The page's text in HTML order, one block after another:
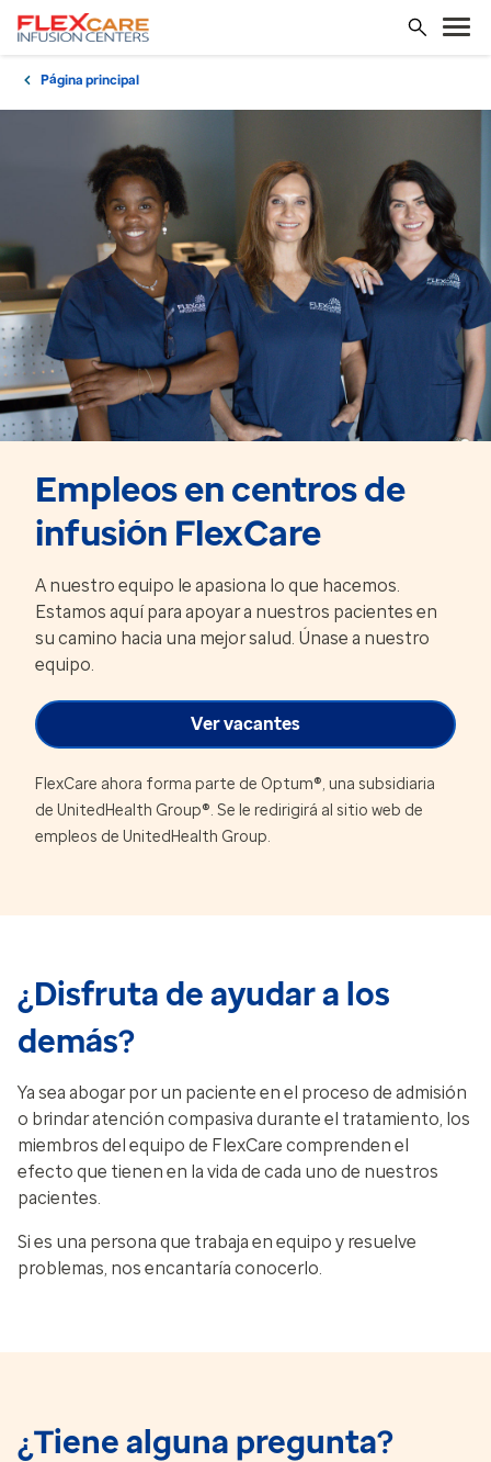
Página principal
Empleos en centros de
infusión FlexCare
A nuestro equipo le apasiona lo que hacemos.
Estamos aquí para apoyar a nuestros pacientes en
su camino hacia una mejor salud. Únase a nuestro
equipo.
Ver vacantes
FlexCare ahora forma parte de Optum®, una subsidiaria
de UnitedHealth Group®. Se le redirigirá al sitio web de
empleos de UnitedHealth Group.
¿Disfruta de ayudar a los
demás?
Ya sea abogar por un paciente en el proceso de admisión
o brindar atención compasiva durante el tratamiento, los
miembros del equipo de FlexCare comprenden el
efecto que tienen en la vida de cada uno de nuestros
pacientes.
Si es una persona que trabaja en equipo y resuelve
problemas, nos encantaría conocerlo.
¿Tiene alguna pregunta?